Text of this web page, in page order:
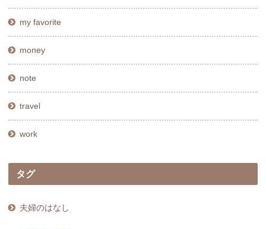
my favorite
money
note
travel
work
タグ
夫婦のはなし